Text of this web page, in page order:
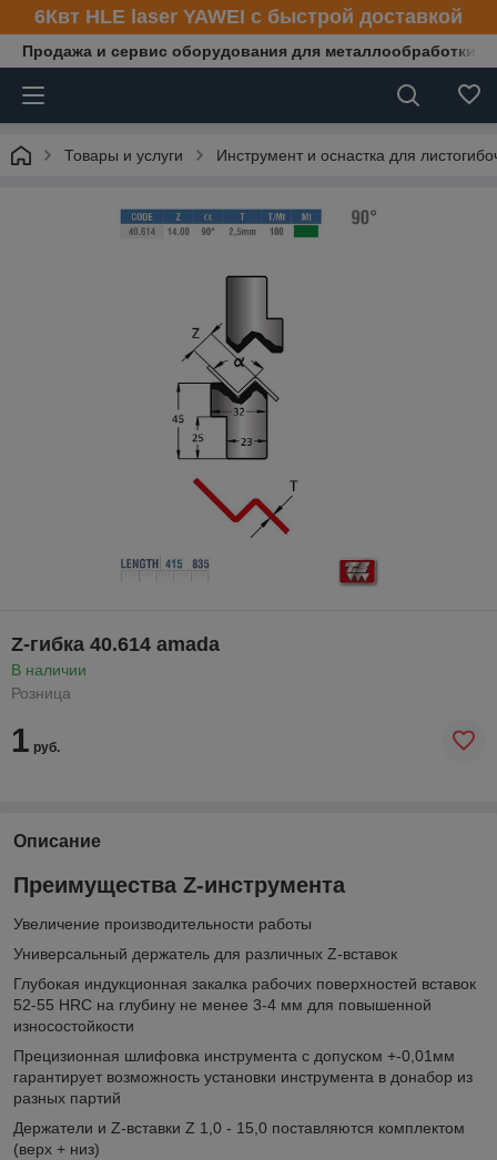
6Квт HLE laser YAWEI с быстрой доставкой
Продажа и сервис оборудования для металлообработки
Товары и услуги Инструмент и оснастка для
Z-гибка 40.614 amada
В наличии
Розница
1 руб.
Описание
Преимущества Z-инструмента
Увеличение производительности работы
Универсальный держатель для различных Z-вставок
Глубокая индукционная закалка рабочих поверхностей вставок
52-55 HRC на глубину не менее 3-4 мм для повышенной
износостойкости
Прецизионная шлифовка инструмента с допуском +-0,01мм
гарантирует возможность установки инструмента в донабор из
разных партий
Держатели и Z-вставки Z 1,0 - 15,0 поставляются комплектом
(верх + низ)